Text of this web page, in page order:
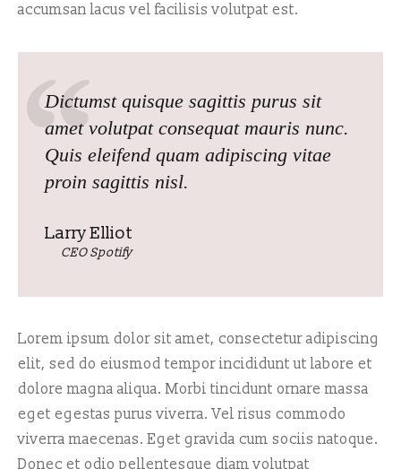
accumsan lacus vel facilisis volutpat est.
Dictumst quisque sagittis purus sit
amet volutpat consequat mauris nunc.
Quis eleifend quam adipiscing vitae
proin sagittis nisl.
Larry Elliot
CEO Spotify
Lorem ipsum dolor sit amet, consectetur adipiscing
elit, sed do eiusmod tempor incididunt ut labore et
dolore magna aliqua. Morbi tincidunt ornare massa
eget egestas purus viverra. Vel risus commodo
viverra maecenas. Eget gravida cum sociis natoque.
Donec et odio pellentesque diam volutpat